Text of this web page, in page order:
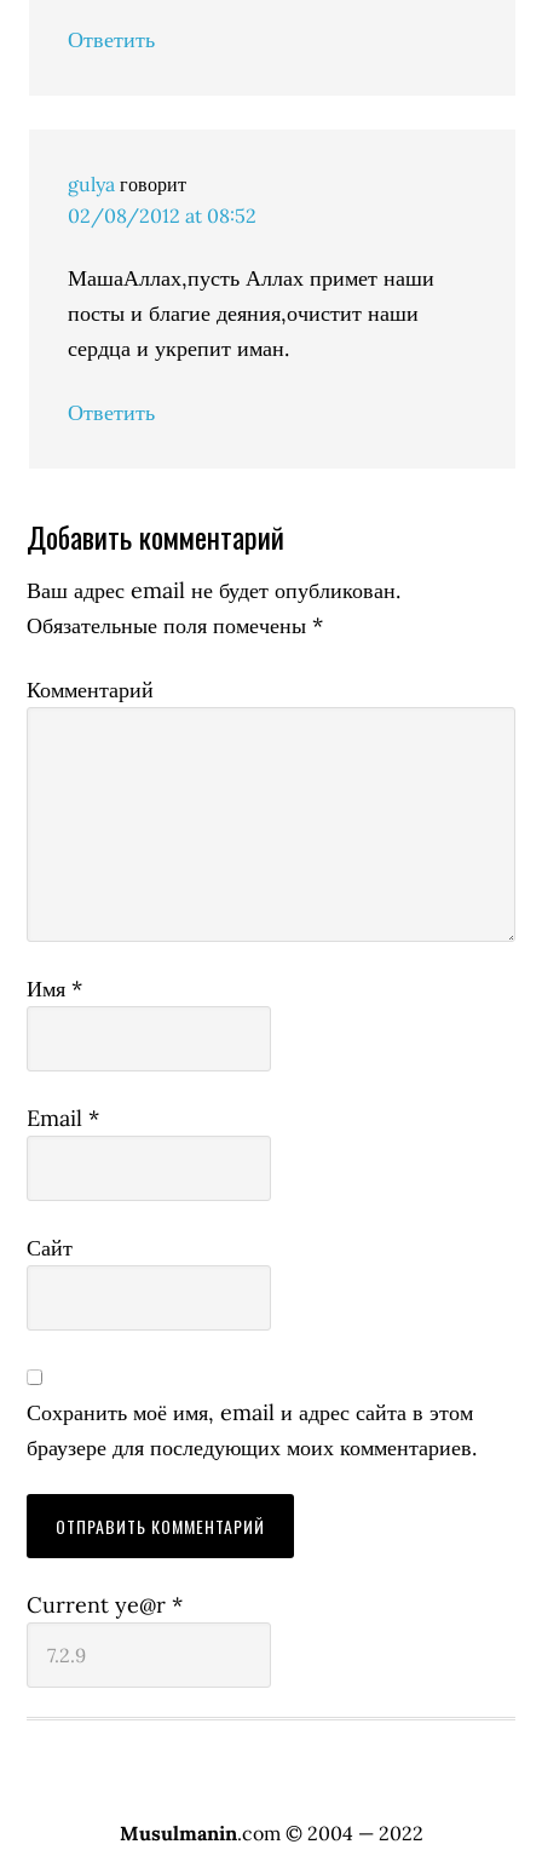
Ответить
gulya говорит
02/08/2012 at 08:52
МашаАллах,пусть Аллах примет наши
посты и благие деяния,очистит наши
сердца и укрепит иман.
Ответить
Добавить комментарий
Ваш адрес email не будет опубликован.
Обязательные поля помечены*
Комментарий
Имя*
Email*
Сайт
Сохранить моё имя, email и адрес сайта в этом
браузере для последующих моих комментариев.
Current ye@r*
Musulmanin.com © 2004 — 2022